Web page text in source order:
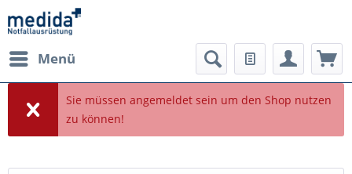
Menü
Sie müssen angemeldet sein um den Shop nutzen
zu können!